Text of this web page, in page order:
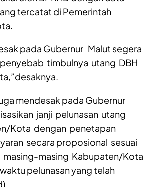
merekomendasikan pada
Maluku Utara segera
data utang DBH yang
oleh BPKAD dengan data
tercatat di Pemerintah
pada Gubernur Malut segera
timbulnya utang DBH
mendesak pada Gubernur
janji pelunasan utang
Kota dengan penetapan